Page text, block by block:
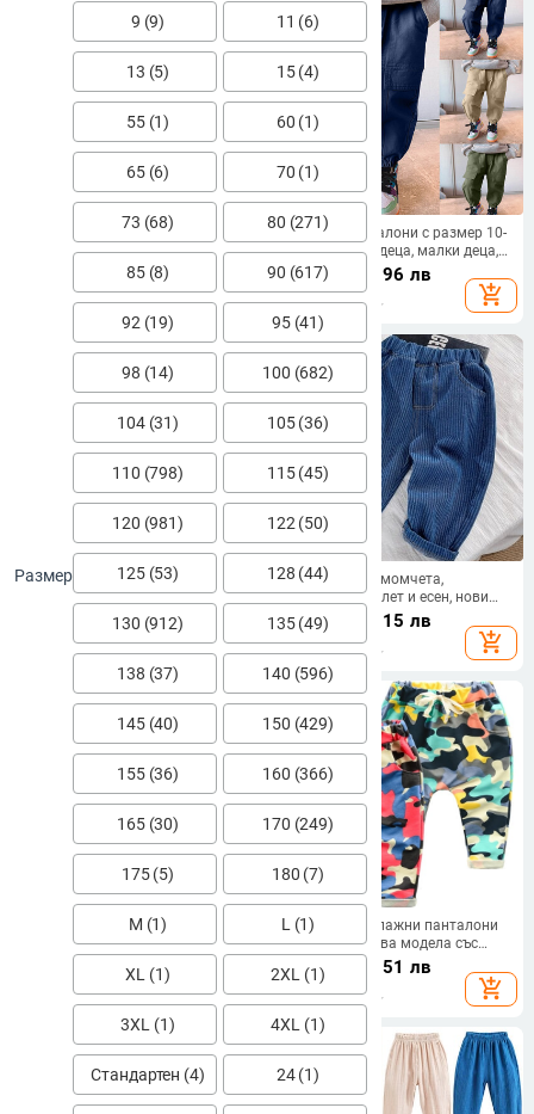
Детски есенни панталони за
момчета в червен,тъмно син и
58.97 лв
add_shopping_cart
Бебешки панталони с размер 10-
12 Костюм за деца, малки деца,
унисекс, пролет, лято, едноцветни
готини джобни панталони в
уличен стил, хип-хоп панталони,
панталони NiñA
16.85 32.96 лв
add_shopping_cart
Ins Есен Зима Детски панталони
за момчета Памучни дебели
поларени панталони за бебета
Момчета Jogger Pants Твърди
ежедневни спортни панталони за
бебета момчета
45.84 лв
add_shopping_cart
Панталони за момчета,
момичета, пролет и есен, нови
раирани есенни модни тенденции
за момчета, широки дънки,
бебешки ежедневни детски
раирани панталони
22.06 43.15 лв
add_shopping_cart
Ретро детски ежедневни
панталони Свободен удобен
гащеризон Панталони Момчета
Момичета Репички Панталони
Пролет Есен Дебели бебешки
42.15 лв
add_shopping_cart
Детски камуфлажни панталони
за момчета - два модела със
зелен и червен
24.29 47.51 лв
add_shopping_cart
Размер
9 (9) 11 (6)
13 (5) 15 (4)
55 (1) 60 (1)
65 (6) 70 (1)
73 (68) 80 (271)
85 (8) 90 (617)
92 (19) 95 (41)
98 (14) 100 (682)
104 (31) 105 (36)
110 (798) 115 (45)
120 (981) 122 (50)
125 (53) 128 (44)
130 (912) 135 (49)
138 (37) 140 (596)
145 (40) 150 (429)
155 (36) 160 (366)
165 (30) 170 (249)
175 (5) 180 (7)
M (1) L (1)
XL (1) 2XL (1)
3XL (1) 4XL (1)
Стандартен (4) 24 (1)